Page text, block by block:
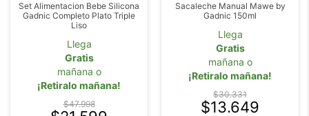
Set Alimentacion Bebe Silicona
Gadnic Completo Plato Triple
Liso
Llega
Gratis
mañana o
¡Retiralo mañana!
$47.998
Sacaleche Manual Mawe by
Gadnic 150ml
Llega
Gratis
mañana o
¡Retiralo mañana!
$30.331
$13.649